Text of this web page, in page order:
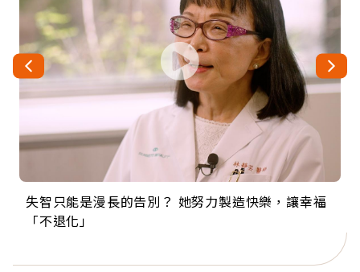
失智只能是漫長的告別？ 她努力製造快樂，讓幸福
「不退化」
來自剛果的巧克力神父 為台灣奉獻36年 「台灣是我
的家，我連作夢都講台語！」
63歲卸矽谷副總、搬回台灣找快樂！「蛋黃哥小
丑」走進安養院，逗樂上萬爺奶：退休後才開始真
104歲打破金氏世界紀錄 成為全球最年長羽球選
手，分享長壽的秘密原來是「這個」
事業巔峰他選擇追夢…黑手阿伯拉小提琴還登上小
巨蛋！連CNN都大讚！